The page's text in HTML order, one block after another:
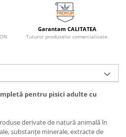
Garantam CALITATEA
Tuturor produselor comercializate.
pentru pisici adulte cu
derivate de natură animală în
substanțe minerale, extracte de